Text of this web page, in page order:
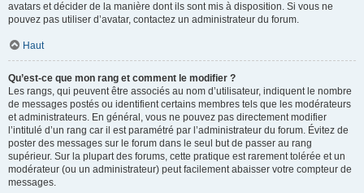
avatars et décider de la manière dont ils sont mis à disposition. Si vous ne
pouvez pas utiliser d’avatar, contactez un administrateur du forum.
Haut
Qu’est-ce que mon rang et comment le modifier ?
Les rangs, qui peuvent être associés au nom d’utilisateur, indiquent le nombre
de messages postés ou identifient certains membres tels que les modérateurs
et administrateurs. En général, vous ne pouvez pas directement modifier
l’intitulé d’un rang car il est paramétré par l’administrateur du forum. Évitez de
poster des messages sur le forum dans le seul but de passer au rang
supérieur. Sur la plupart des forums, cette pratique est rarement tolérée et un
modérateur (ou un administrateur) peut facilement abaisser votre compteur de
messages.